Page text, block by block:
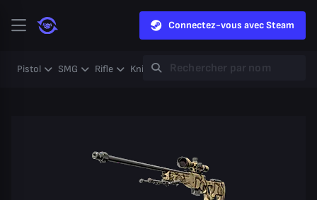
Connectez-vous avec Steam
Pistol SMG Rifle Knife Gloves Heavy Case